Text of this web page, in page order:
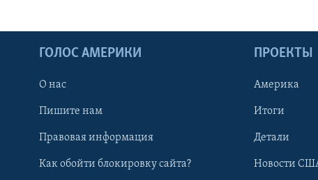
ГОЛОС АМЕРИКИ
О нас
Пишите нам
Правовая информация
Как обойти блокировку сайта?
ПРОЕКТЫ
Америка
Итоги
Детали
Новости